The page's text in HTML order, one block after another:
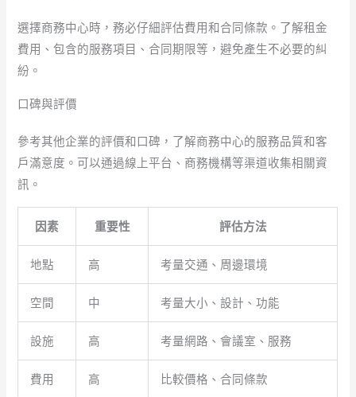
選擇商務中心時，務必仔細評估費用和合同條款。了解租金
費用、包含的服務項目、合同期限等，避免產生不必要的糾
紛。
口碑與評價
參考其他企業的評價和口碑，了解商務中心的服務品質和客
戶滿意度。可以通過線上平台、商務機構等渠道收集相關資
訊。
因素 重要性 評估方法
地點 高 考量交通、周邊環境
空間 中 考量大小、設計、功能
設施 高 考量網路、會議室、服務
費用 高 比較價格、合同條款